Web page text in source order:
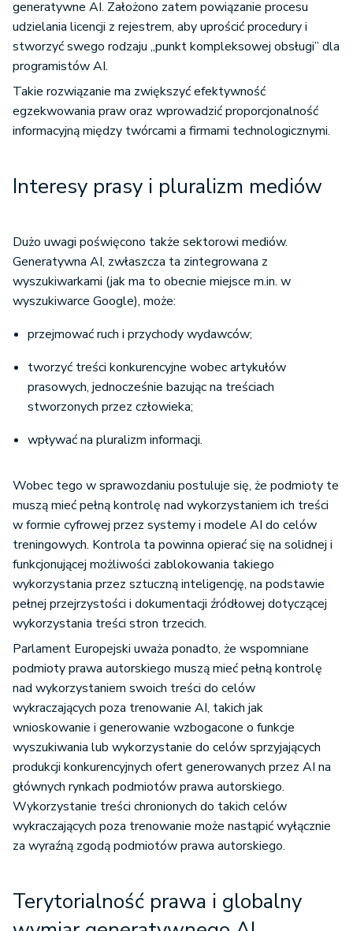
udzielania licencji z rejestrem, aby uprościć procedury i
stworzyć swego rodzaju „punkt kompleksowej obsługi” dla
programistów AI.
Takie rozwiązanie ma zwiększyć efektywność
egzekwowania praw oraz wprowadzić proporcjonalność
informacyjną między twórcami a firmami technologicznymi.
Generatywna AI, zwłaszcza ta zintegrowana z
wyszukiwarkami (jak ma to obecnie miejsce m.in. w
wyszukiwarce Google), może:
prasowych, jednocześnie bazując na treściach
stworzonych przez człowieka;
muszą mieć pełną kontrolę nad wykorzystaniem ich treści
w formie cyfrowej przez systemy i modele AI do celów
treningowych. Kontrola ta powinna opierać się na solidnej i
funkcjonującej możliwości zablokowania takiego
wykorzystania przez sztuczną inteligencję, na podstawie
pełnej przejrzystości i dokumentacji źródłowej dotyczącej
wykorzystania treści stron trzecich.
Parlament Europejski uważa ponadto, że wspomniane
podmioty prawa autorskiego muszą mieć pełną kontrolę
nad wykorzystaniem swoich treści do celów
wykraczających poza trenowanie AI, takich jak
wnioskowanie i generowanie wzbogacone o funkcje
wyszukiwania lub wykorzystanie do celów sprzyjających
produkcji konkurencyjnych ofert generowanych przez AI na
głównych rynkach podmiotów prawa autorskiego.
Wykorzystanie treści chronionych do takich celów
wykraczających poza trenowanie może nastąpić wyłącznie
za wyraźną zgodą podmiotów prawa autorskiego.
wymiar generatywnego AI